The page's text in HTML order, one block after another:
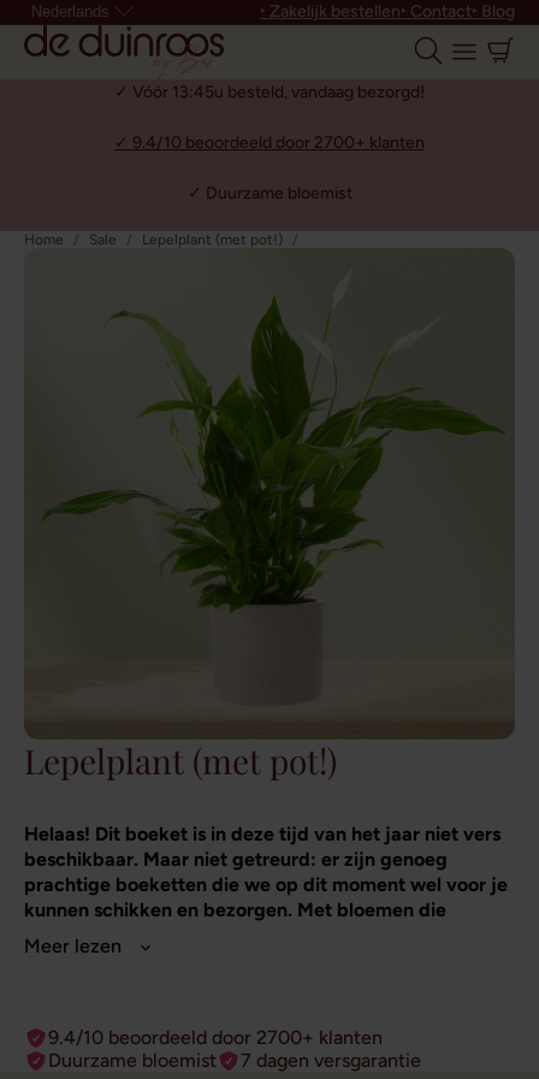
Nederlands ‣ Zakelijk bestellen‣ Contact‣ Blog
✓ Vóór 13:45u besteld, vandaag bezorgd!
✓ 9.4/10 beoordeeld door 2700+ klanten
✓ Duurzame bloemist
Home Sale Lepelplant (met pot!)
Lepelplant (met pot!)
Helaas! Dit boeket is in deze tijd van het jaar niet vers
beschikbaar. Maar niet getreurd: er zijn genoeg
prachtige boeketten die we op dit moment wel voor je
kunnen schikken en bezorgen. Met bloemen die
rechtstreeks van de veiling komen!
een absolute klassieker als housewarmingcadeau: vrolijk,
makkelijk in onderhoud en intens groen. Zowel de
9.4/10 beoordeeld door 2700+ klanten
Duurzame bloemist
7 dagen versgarantie